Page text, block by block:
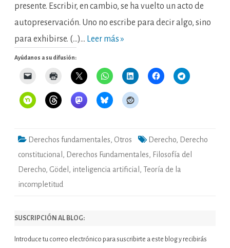
presente. Escribir, en cambio, se ha vuelto un acto de
autopreservación. Uno no escribe para decir algo, sino
para exhibirse. (…)… Leer más »
Ayúdanos a su difusión:
Derechos fundamentales, Otros Derecho, Derecho
constitucional , Derechos Fundamentales, Filosofía del
Derecho, Gödel , inteligencia artificial , Teoría de la
incompletitud
SUSCRIPCIÓN AL BLOG:
Introduce tu correo electrónico para suscribirte a este blog y recibirás